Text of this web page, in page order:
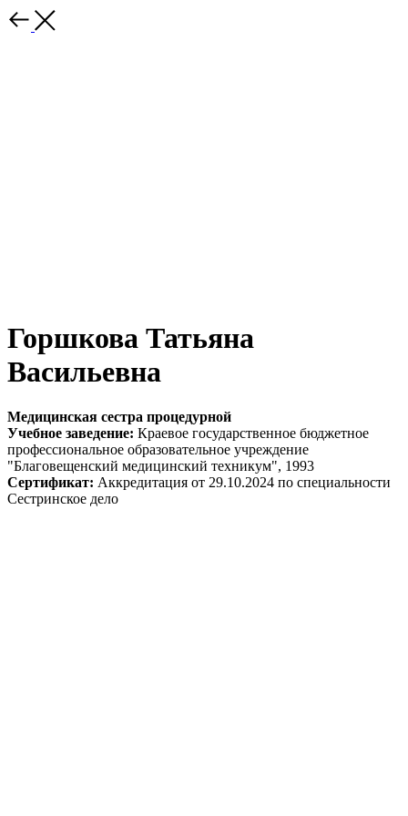
Горшкова Татьяна
Васильевна
Медицинская сестра процедурной
Учебное заведение: Краевое государственное бюджетное
профессиональное образовательное учреждение
"Благовещенский медицинский техникум", 1993
Сертификат: Аккредитация от 29.10.2024 по специальности
Сестринское дело